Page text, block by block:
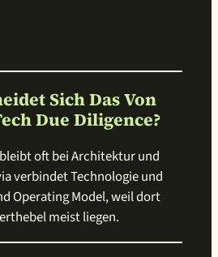
Sich Das Von
Due Diligence?
oft bei Architektur und
verbindet Technologie und
Operating Model, weil dort
meist liegen.